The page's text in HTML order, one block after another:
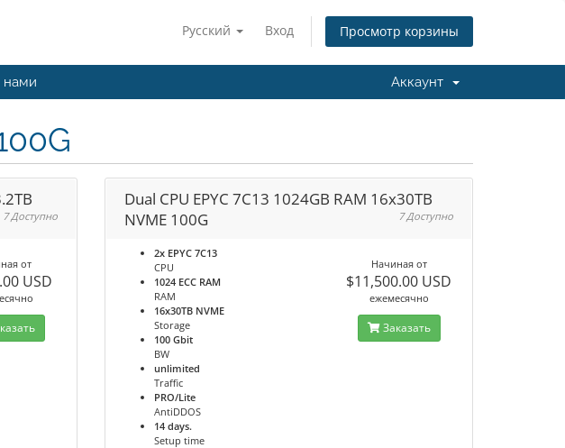
Русский Вход Просмотр корзины
нами Аккаунт
7 Доступно
от
USD
Dual CPU EPYC 7C13 1024GB RAM 16x30TB
NVME 100G
7 Доступно
2x EPYC 7C13
CPU
1024 ECC RAM
RAM
16x30TB NVME
Storage
100 Gbit
BW
unlimited
Traffic
PRO/Lite
AntiDDOS
14 days.
Setup time
Начиная от
$11,500.00 USD
ежемесячно
Заказать